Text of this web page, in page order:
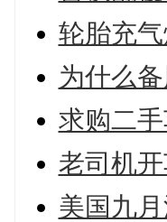
轮胎充
为什么
求购二
老司机
美国九